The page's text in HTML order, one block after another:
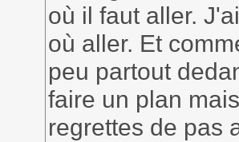
où il faut aller.
où aller. Et
peu partout
faire un plan
regrettes de pas